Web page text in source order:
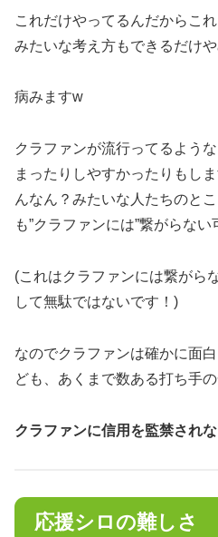
これだけやってるんだからこ
みたいな考え方もできるだけ
病みますw
クラファンが流行ってるよう
まったりしやすかったりもし
んなん？みたいな人たちのと
も”クラファンには”繋がらない
(これはクラファンには繋がら
して無駄ではないです！)
なのでクラファンは確かに面
ども、あくまで数ある打ち手
クラファンに信用を監禁され
応援シロの難しさ